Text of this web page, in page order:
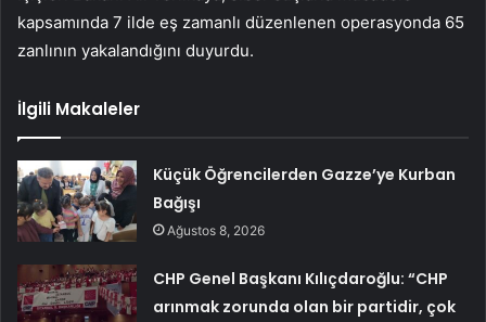
kapsamında 7 ilde eş zamanlı düzenlenen operasyonda 65
zanlının yakalandığını duyurdu.
İlgili Makaleler
Küçük Öğrencilerden Gazze’ye Kurban
Bağışı
Ağustos 8, 2026
CHP Genel Başkanı Kılıçdaroğlu: “CHP
arınmak zorunda olan bir partidir, çok